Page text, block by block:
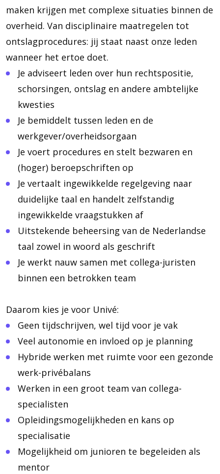
maken krijgen met complexe situaties binnen de
overheid. Van disciplinaire maatregelen tot
ontslagprocedures: jij staat naast onze leden
wanneer het ertoe doet.
Je adviseert leden over hun rechtspositie,
schorsingen, ontslag en andere ambtelijke
kwesties
Je bemiddelt tussen leden en de
werkgever/overheidsorgaan
Je voert procedures en stelt bezwaren en
(hoger) beroepschriften op
Je vertaalt ingewikkelde regelgeving naar
duidelijke taal en handelt zelfstandig
ingewikkelde vraagstukken af
Uitstekende beheersing van de Nederlandse
taal zowel in woord als geschrift
Je werkt nauw samen met collega-juristen
binnen een betrokken team
Daarom kies je voor Univé:
Geen tijdschrijven, wel tijd voor je vak
Veel autonomie en invloed op je planning
Hybride werken met ruimte voor een gezonde
werk-privébalans
Werken in een groot team van collega-
specialisten
Opleidingsmogelijkheden en kans op
specialisatie
Mogelijkheid om junioren te begeleiden als
mentor